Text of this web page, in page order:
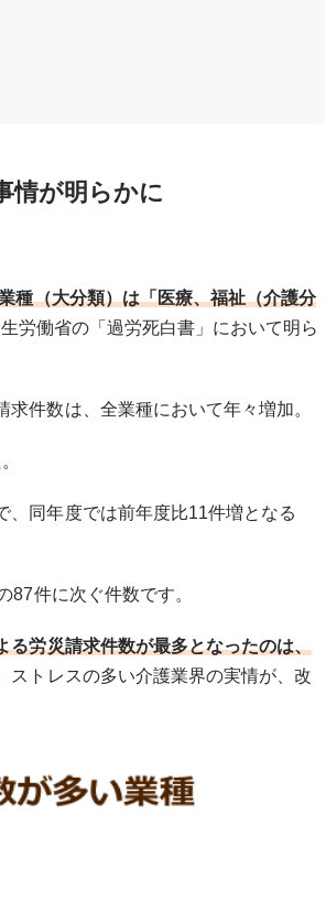
情が明らかに
種（大分類）は「医療、福祉（介護分
労働省の「過労死白書」において明ら
件数は、全業種において年々増加。
、同年度では前年度比11件増となる
件に次ぐ件数です。
る労災請求件数が最多となったのは、
ストレスの多い介護業界の実情が、改